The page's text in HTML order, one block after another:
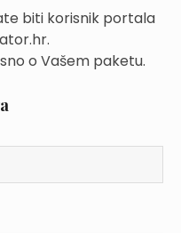
biti korisnik portala
o Vašem paketu.